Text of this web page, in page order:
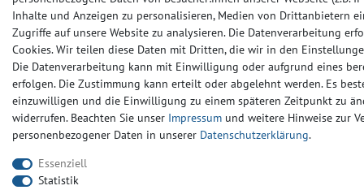
Inhalte und Anzeigen zu personalisieren, Medien von Drittanbietern
Zugriffe auf unsere Website zu analysieren. Die Datenverarbeitung
Cookies. Wir teilen diese Daten mit Dritten, die wir in den
Die Datenverarbeitung kann mit Einwilligung oder aufgrund eines
erfolgen. Die Zustimmung kann erteilt oder abgelehnt werden. Es
einzuwilligen und die Einwilligung zu einem späteren Zeitpunkt zu
widerrufen. Beachten Sie unser Impressum und weitere Hinweise zur
personenbezogener Daten in unserer Daten­schutz­erklärung.
Essenziell
Statistik